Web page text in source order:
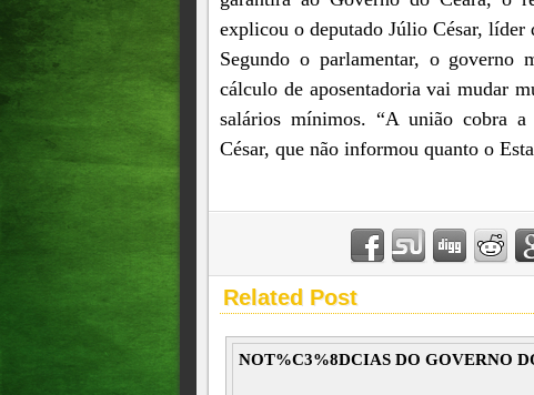
explicou o deputado Júlio César, líder
Segundo o parlamentar, o governo
cálculo de aposentadoria vai mudar
salários mínimos. “A união cobra
César, que não informou quanto o
Related Post
NOT%C3%8DCIAS DO GOVERNO